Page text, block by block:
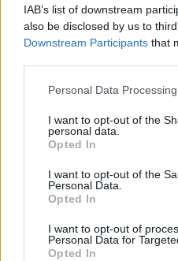
IAB’s list of downstream
also be disclosed by us to
Downstream Participants that
Personal Data
I want to opt-out of the
personal data.
Opted In
I want to opt-out of the
Personal Data.
Opted In
I want to opt-out of
Personal Data for
Opted In